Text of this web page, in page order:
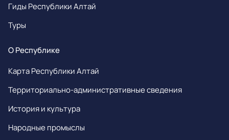
Гиды Республики Алтай
Туры
О Республике
Карта Республики Алтай
Территориально-административные сведения
История и культура
Народные промыслы